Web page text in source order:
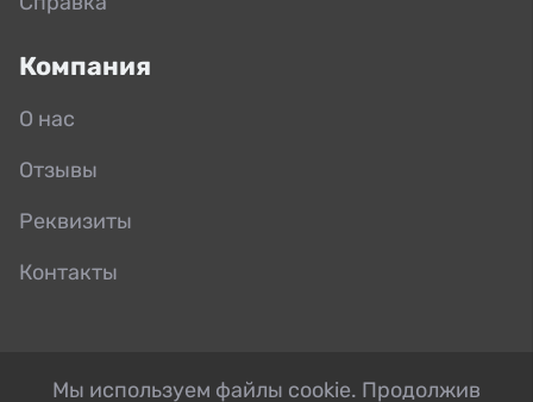
Компания
О нас
Отзывы
Реквизиты
Контакты
Мы используем файлы cookie. Продолжив